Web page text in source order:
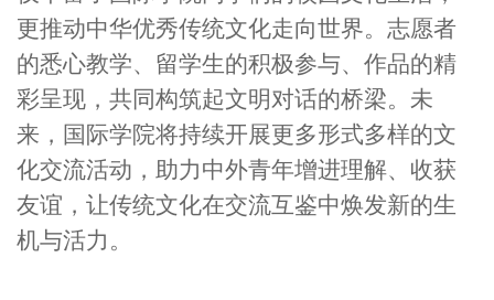
更推动中华优秀传统文化走向世界。志愿者
的悉心教学、留学生的积极参与、作品的精
彩呈现，共同构筑起文明对话的桥梁。未
来，国际学院将持续开展更多形式多样的文
化交流活动，助力中外青年增进理解、收获
友谊，让传统文化在交流互鉴中焕发新的生
机与活力。